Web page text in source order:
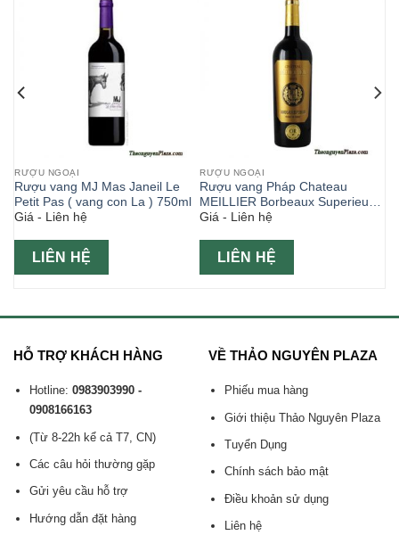
RƯỢU NGOẠI
Rượu vang MJ Mas Janeil Le
Petit Pas ( vang con La ) 750ml
Giá - Liên hệ
LIÊN HỆ
RƯỢU NGOẠI
Rượu vang Pháp Chateau
MEILLIER Borbeaux Superieur
750ml
Giá - Liên hệ
LIÊN HỆ
HỖ TRỢ KHÁCH HÀNG
Hotline: 0983903990 -
0908166163
(Từ 8-22h kể cả T7, CN)
Các câu hỏi thường gặp
Gửi yêu cầu hỗ trợ
Hướng dẫn đặt hàng
VỀ THẢO NGUYÊN PLAZA
Phiếu mua hàng
Giới thiệu Thảo Nguyên Plaza
Tuyển Dụng
Chính sách bảo mật
Điều khoản sử dụng
Liên hệ